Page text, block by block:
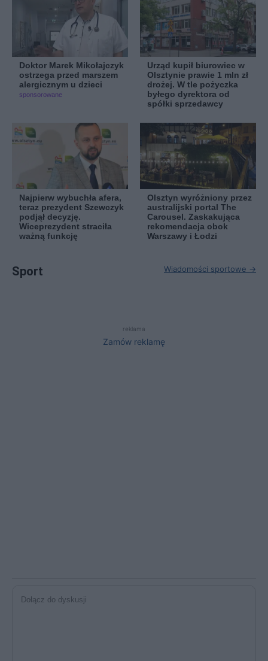
Doktor Marek Mikołajczyk
ostrzega przed marszem
alergicznym u dzieci
sponsorowane
Urząd kupił biurowiec w
Olsztynie prawie 1 mln zł
drożej. W tle pożyczka
byłego dyrektora od
spółki sprzedawcy
Najpierw wybuchła afera,
teraz prezydent Szewczyk
podjął decyzję.
Wiceprezydent straciła
ważną funkcję
Olsztyn wyróżniony przez
australijski portal The
Carousel. Zaskakująca
rekomendacja obok
Warszawy i Łodzi
Sport Wiadomości sportowe →
reklama
Zamów reklamę